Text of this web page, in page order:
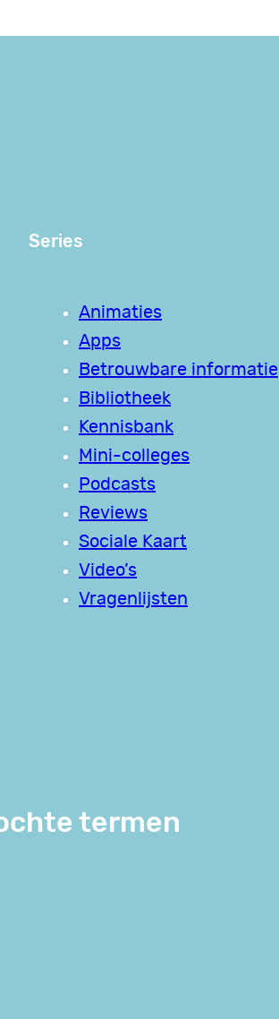
Series
Animaties
Apps
Betrouwbare informatie
Bibliotheek
Kennisbank
Mini-colleges
Podcasts
Reviews
Sociale Kaart
Video’s
Vragenlijsten
termen